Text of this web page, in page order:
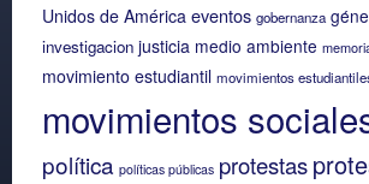
Unidos de América eventos gobernanza
investigacion justicia medio ambiente
movimiento estudiantil movimientos
movimientos
política políticas públicas protestas